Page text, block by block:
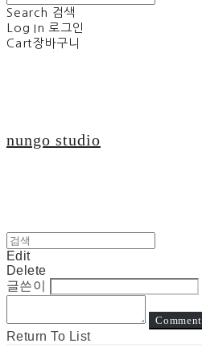
Search 검색
Log In 로그인
Cart장바구니
nungo studio
Edit
Delete
글쓴이
Comment
Return To List